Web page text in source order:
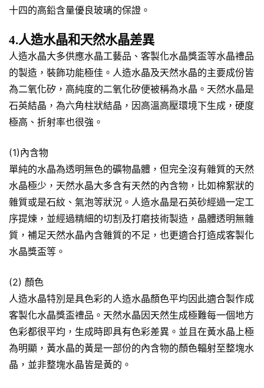
十四的高鉛含量優良玻璃的保證。
4.人造水晶和天然水晶差異
人造水晶大多供應水晶工藝品、客製化水晶獎盃等水晶禮品
的製造，裝飾功能極佳。人造水晶及天然水晶的主要成份皆
為二氧化矽，高純度的二氧化矽便被稱為水晶。天然水晶是
石英結晶，為六角柱狀結晶，因高溫高壓環境下生成，硬度
極高、折射率也很強。
(1)內含物
單純的水晶為透明無色的礦物晶體，但完全沒有雜質的天然
水晶極少，天然水晶大多含有天然的內含物，比如棉絮狀的
雜質或是石紋、氣泡等狀況。人造水晶是石英砂經過一定工
序提煉，並經過精細的切割及打磨技術製造，晶體透明無雜
質，補足天然水晶內含雜質的不足，也更適合打造成客製化
水晶獎盃等。
(2) 顏色
人造水晶特別是具色彩的人造水晶顏色平均因此適合製作成
客製化水晶獎盃禮品。天然水晶因天然生成極難每一個地方
色彩都很平均，生成時即具有色彩差異。並且在黃水晶上極
為明顯，黃水晶的黃是一部份的內含物的顏色輻射至整塊水
晶，並非整塊水晶皆是黃的。